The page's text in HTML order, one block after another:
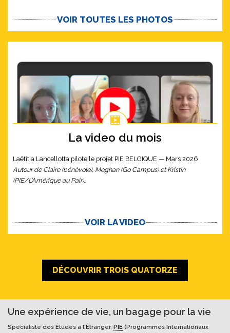
VOIR TOUTES LES PHOTOS
La video du mois
Laëtitia Lancellotta pilote le projet PIE BELGIQUE — Mars 2026
Autour de Claire (bénévole), Meghan (Go Campus) et Kristin
(PIE/L’Amérique au Pair)…
VOIR LA VIDEO
DÉCOUVRIR TROIS QUATORZE
Une expérience de vie, un bagage pour la vie
Spécialiste des Études à l'Étranger, PIE (Programmes Internationaux